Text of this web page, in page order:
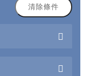
清除條件